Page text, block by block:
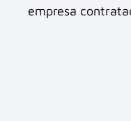
empresa